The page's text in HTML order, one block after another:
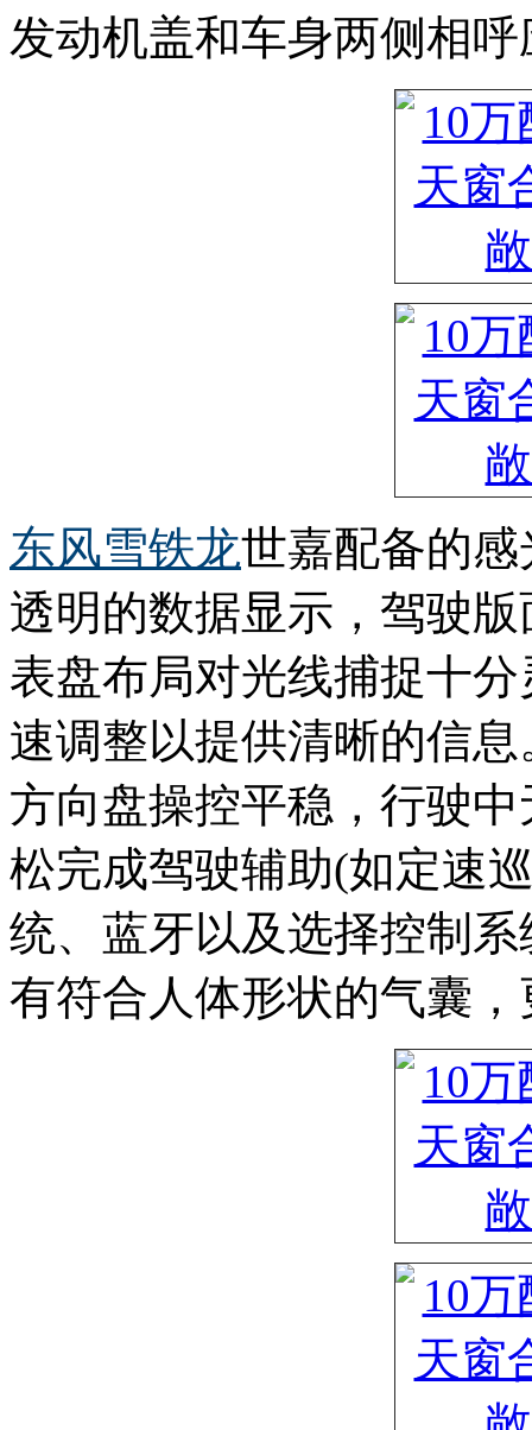
发动机盖和车身两侧相呼
东风雪铁龙世嘉配备的
透明的数据显示，驾驶
表盘布局对光线捕捉十
速调整以提供清晰的信
方向盘操控平稳，行驶
松完成驾驶辅助(如定速
统、蓝牙以及选择控制
有符合人体形状的气囊